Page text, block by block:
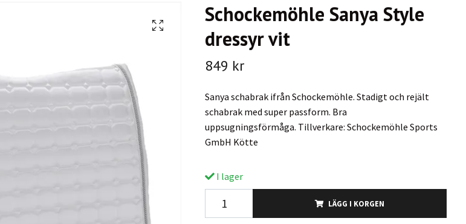
Schockemöhle Sanya Style
dressyr vit
849 kr
Sanya schabrak ifrån Schockemöhle. Stadigt och rejält
schabrak med super passform. Bra
uppsugningsförmåga. Tillverkare: Schockemöhle Sports
GmbH Kötte
I lager
LÄGG I KORGEN